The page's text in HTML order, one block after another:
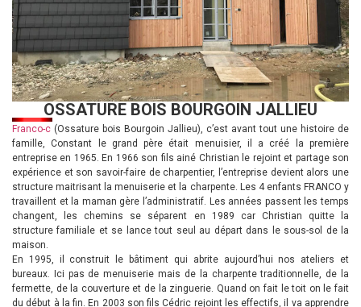
OSSATURE BOIS BOURGOIN JALLIEU
Franco-c (Ossature bois Bourgoin Jallieu), c’est avant tout une histoire de
famille, Constant le grand père était menuisier, il a créé la première
entreprise en 1965. En 1966 son fils ainé Christian le rejoint et partage son
expérience et son savoir-faire de charpentier, l’entreprise devient alors une
structure maitrisant la menuiserie et la charpente. Les 4 enfants FRANCO y
travaillent et la maman gère l’administratif. Les années passent les temps
changent, les chemins se séparent en 1989 car Christian quitte la
structure familiale et se lance tout seul au départ dans le sous-sol de la
maison.
En 1995, il construit le bâtiment qui abrite aujourd’hui nos ateliers et
bureaux. Ici pas de menuiserie mais de la charpente traditionnelle, de la
fermette, de la couverture et de la zinguerie. Quand on fait le toit on le fait
du début à la fin. En 2003 son fils Cédric rejoint les effectifs, il va apprendre